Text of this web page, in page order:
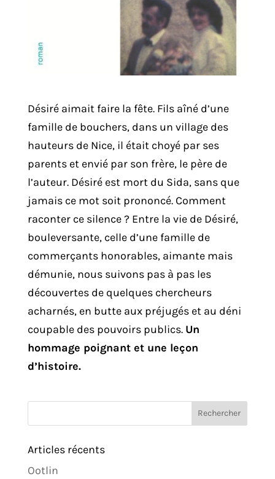
Désiré aimait faire la fête. Fils aîné d’une
famille de bouchers, dans un village des
hauteurs de Nice, il était choyé par ses
parents et envié par son frère, le père de
l’auteur. Désiré est mort du Sida, sans que
jamais ce mot soit prononcé. Comment
raconter ce silence ? Entre la vie de Désiré,
bouleversante, celle d’une famille de
commerçants honorables, aimante mais
démunie, nous suivons pas à pas les
découvertes de quelques chercheurs
acharnés, en butte aux préjugés et au déni
coupable des pouvoirs publics. Un
hommage poignant et une leçon
d’histoire.
Articles récents
Ootlin